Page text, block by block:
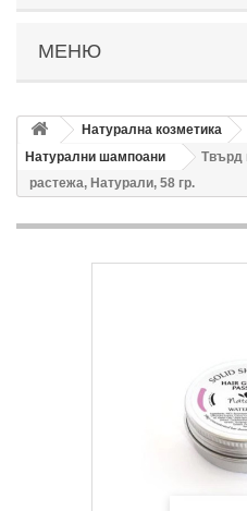
МЕНЮ
Натурална козметика
Натурални шампоани
Твърд
растежа, Натурали, 58 гр.